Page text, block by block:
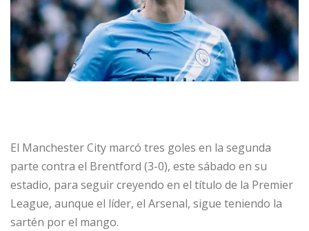
El Manchester City marcó tres goles en la segunda
parte contra el Brentford (3-0), este sábado en su
estadio, para seguir creyendo en el título de la Premier
League, aunque el líder, el Arsenal, sigue teniendo la
sartén por el mango.